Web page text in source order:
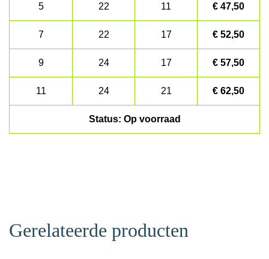
5 22 11 € 47,50
7 22 17 € 52,50
9 24 17 € 57,50
11 24 21 € 62,50
Status: Op voorraad
Gerelateerde producten